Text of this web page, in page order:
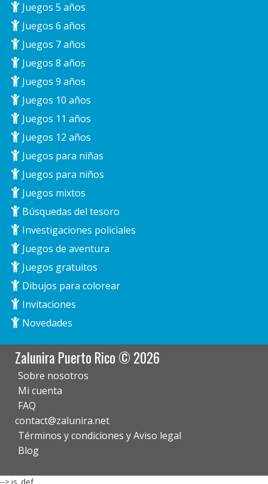
Juegos 5 años
Juegos 6 años
Juegos 7 años
Juegos 8 años
Juegos 9 años
Juegos 10 años
Juegos 11 años
Juegos 12 años
Juegos para niñas
Juegos para niños
Juegos mixtos
Búsquedas del tesoro
Investigaciones policiales
Juegos de aventura
Juegos gratuitos
Dibujos para colorear
Invitaciones
Novedades
Zalunira Puerto Rico © 2026
Sobre nosotros
Mi cuenta
FAQ
contact@zalunira.net
Términos y condiciones y Aviso legal
Blog
--> js_def